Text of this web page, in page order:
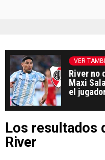
VER
River no
Maxi
el
Los resultados
River